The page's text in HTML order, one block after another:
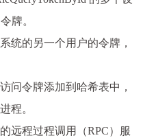
牌。
统的另一个用户的令牌，
问令牌添加到哈希表中，
程。
远程过程调用（RPC）服